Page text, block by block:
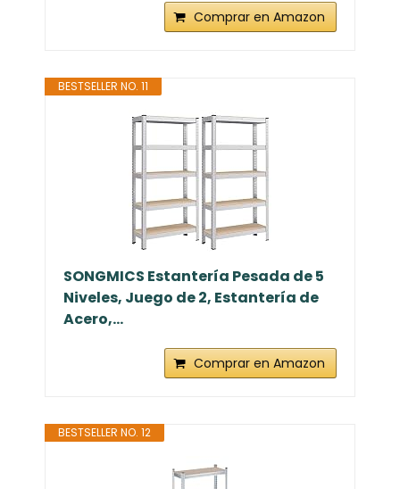
Comprar en Amazon
BESTSELLER NO. 11
SONGMICS Estantería Pesada de 5
Niveles, Juego de 2, Estantería de
Acero,...
Comprar en Amazon
BESTSELLER NO. 12